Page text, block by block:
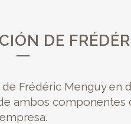
DE
Frédéric Menguy en
ambos
empresa.